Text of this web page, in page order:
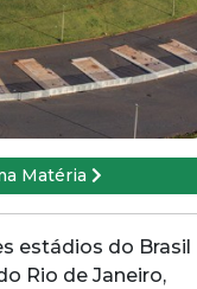
Matéria
estádios do Brasil
Rio de Janeiro,